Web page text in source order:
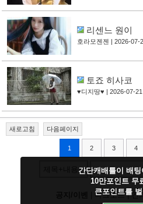
리센느 원이
호라모젠젠 | 2026-07-
토죠 히사코
♥디지땅♥ | 2026-07-21
새로고침 다음페이지
1 2 3 4
다크모드|건
간단캐배틀이 배
10만포인트 무
큰포인트를